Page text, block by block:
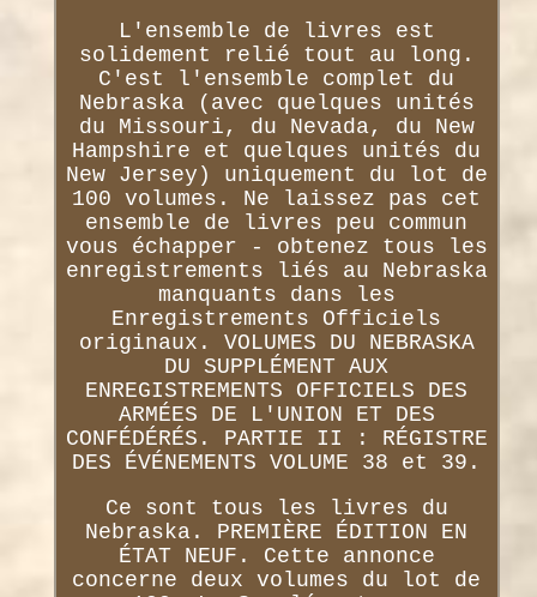
L'ensemble de livres est
solidement relié tout au long.
C'est l'ensemble complet du
Nebraska (avec quelques unités
du Missouri, du Nevada, du New
Hampshire et quelques unités du
New Jersey) uniquement du lot de
100 volumes. Ne laissez pas cet
ensemble de livres peu commun
vous échapper - obtenez tous les
enregistrements liés au Nebraska
manquants dans les
Enregistrements Officiels
originaux. VOLUMES DU NEBRASKA
DU SUPPLÉMENT AUX
ENREGISTREMENTS OFFICIELS DES
ARMÉES DE L'UNION ET DES
CONFÉDÉRÉS. PARTIE II : RÉGISTRE
DES ÉVÉNEMENTS VOLUME 38 et 39.
Ce sont tous les livres du
Nebraska. PREMIÈRE ÉDITION EN
ÉTAT NEUF. Cette annonce
concerne deux volumes du lot de